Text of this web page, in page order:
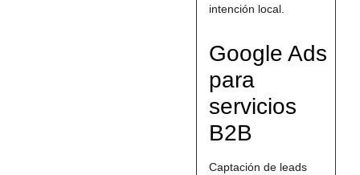
intención local.
Google Ads
para
servicios
B2B
Captación de leads